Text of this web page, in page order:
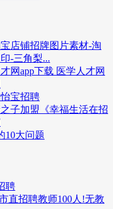
店铺招牌图片素材-淘
-三角梨...
网app下载 医学人才网
宝招聘
子加盟《幸福生活在招
10大问题
聘
直招聘教师100人!无教